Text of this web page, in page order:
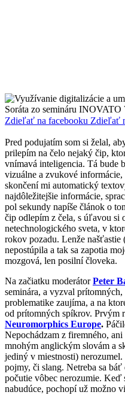
Zdieľať na facebooku Zdieľať
Pred podujatím som si želal,
prilepím na čelo nejaký čip,
vnímavá inteligencia. Tá bude
vizuálne a zvukové
skončení mi automatický
najdôležitejšie informácie,
pol sekundy napíše článok o
čip odlepím z čela, s úľavou si
netechnologického sveta, v
rokov pozadu. Lenže našťastie
nepostúpila a tak sa zapotia
mozgová, len posilní človeka.
Na začiatku moderátorPeter
seminára, a vyzval
problematike zaujíma, a na
od prítomných spíkrov. Prvým
Neuromorphics Europe.
Nepochádzam z firemného,
mnohým anglickým slovám a
jediný v miestnosti)
pojmy, či slang. Netreba sa
počutie vôbec nerozumie.
nabudúce, pochopí už možno